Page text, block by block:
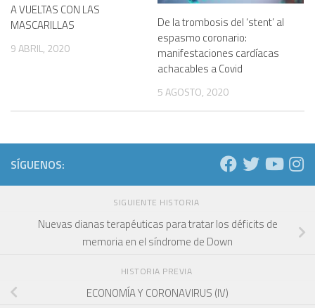
A VUELTAS CON LAS
MASCARILLAS
9 ABRIL, 2020
De la trombosis del ‘stent’ al
espasmo coronario:
manifestaciones cardíacas
achacables a Covid
5 AGOSTO, 2020
SÍGUENOS:
SIGUIENTE HISTORIA
Nuevas dianas terapéuticas para tratar los déficits de
memoria en el síndrome de Down
HISTORIA PREVIA
ECONOMÍA Y CORONAVIRUS (IV)